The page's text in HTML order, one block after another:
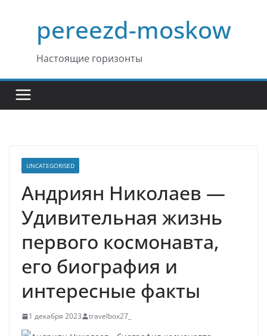
содержимомуpereezd-moskow
Настоящие горизонты
UNCATEGORISED
Андриян Николаев —
Удивительная жизнь
первого космонавта,
его биография и
интересные факты
1 декабря 2023 travelbox27_